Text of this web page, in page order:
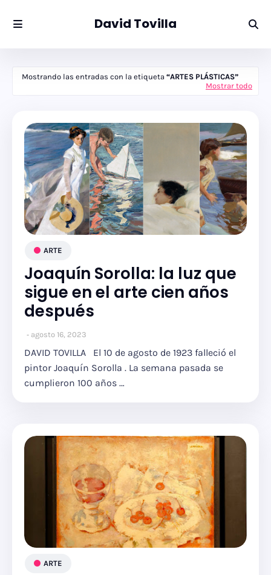
David Tovilla
Mostrando las entradas con la etiqueta
ARTES PLÁSTICAS
Mostrar todo
ARTE
Joaquín Sorolla: la luz que
sigue en el arte cien años
después
agosto 16, 2023
DAVID TOVILLA El 10 de agosto de 1923 falleció el
pintor Joaquín Sorolla . La semana pasada se
cumplieron 100 años …
ARTE